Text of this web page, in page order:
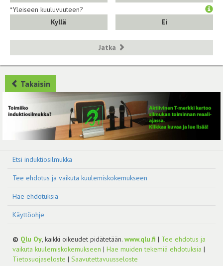
*Yleiseen kuuluvuuteen?
Kyllä
Ei
Jatka
Takaisin
Etsi induktiosilmukka
Tee ehdotus ja vaikuta kuulemiskokemukseen
Hae ehdotuksia
Käyttöohje
© Qlu Oy, kaikki oikeudet pidätetään. www.qlu.fi | Tee ehdotus ja
vaikuta kuulemiskokemukseen | Hae muiden tekemiä ehdotuksia |
Tietosuojaseloste | Saavutettavuusseloste